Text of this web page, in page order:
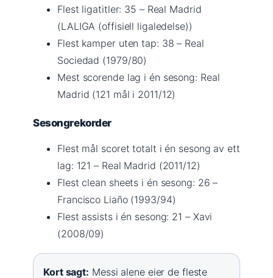
Flest ligatitler: 35 – Real Madrid
(LALIGA (offisiell ligaledelse))
Flest kamper uten tap: 38 – Real
Sociedad (1979/80)
Mest scorende lag i én sesong: Real
Madrid (121 mål i 2011/12)
Sesongrekorder
Flest mål scoret totalt i én sesong av ett
lag: 121 – Real Madrid (2011/12)
Flest clean sheets i én sesong: 26 –
Francisco Liaño (1993/94)
Flest assists i én sesong: 21 – Xavi
(2008/09)
Kort sagt: Messi alene eier de fleste